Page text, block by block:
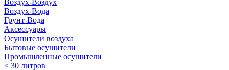
Воздух-Воздух
Воздух-Вода
Грунт-Вода
Аксессуары
Осушители воздуха
Бытовые осушители
Промышленные осушители
< 30 литров